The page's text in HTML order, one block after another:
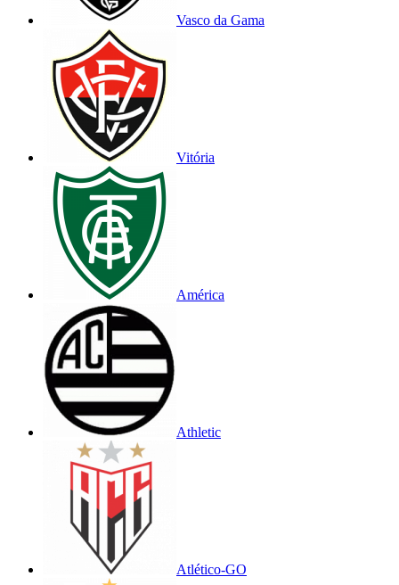
Vasco da Gama
Vitória
América
Athletic
Atlético-GO